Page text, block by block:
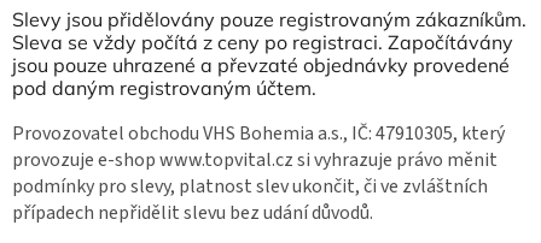
Slevy jsou přidělovány pouze registrovaným zákazníkům.
Sleva se vždy počítá z ceny po registraci. Započítávány
jsou pouze uhrazené a převzaté objednávky provedené
pod daným registrovaným účtem.
Provozovatel obchodu VHS Bohemia a.s., IČ: 47910305, který
provozuje e-shop www.topvital.cz si vyhrazuje právo měnit
podmínky pro slevy, platnost slev ukončit, či ve zvláštních
případech nepřidělit slevu bez udání důvodů.